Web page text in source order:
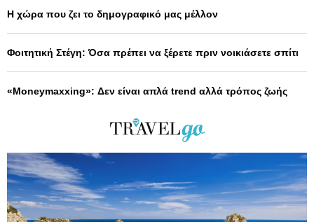
Η χώρα που ζει το δημογραφικό μας μέλλον
Φοιτητική Στέγη: Όσα πρέπει να ξέρετε πριν νοικιάσετε σπίτι
«Moneymaxxing»: Δεν είναι απλά trend αλλά τρόπος ζωής